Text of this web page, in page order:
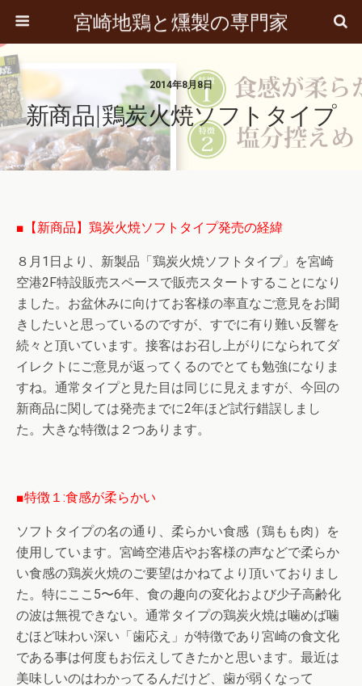
宮崎地鶏と燻製の専門家
2014年8月8日
新商品|鶏炭火焼ソフトタイプ
■【新商品】鶏炭火焼ソフトタイプ発売の経緯
８月1日より、新製品「鶏炭火焼ソフトタイプ」を宮崎
空港2F特設販売スペースで販売スタートすることになり
ました。お盆休みに向けてお客様の率直なご意見をお聞
きしたいと思っているのですが、すでに有り難い反響を
続々と頂いています。接客はお召し上がりになられてダ
イレクトにご意見が返ってくるのでとても勉強になりま
すね。通常タイプと見た目は同じに見えますが、今回の
新商品に関しては発売までに2年ほど試行錯誤しまし
た。大きな特徴は２つあります。
■特徴１:食感が柔らかい
ソフトタイプの名の通り、柔らかい食感（鶏もも肉）を
使用しています。宮崎空港店やお客様の声などで柔らか
い食感の鶏炭火焼のご要望はかねてより頂いておりまし
た。特にここ5〜6年、食の趣向の変化および少子高齢化
の波は無視できない。通常タイプの鶏炭火焼は噛めば噛
むほど味わい深い「歯応え」が特徴であり宮崎の食文化
である事は何度もお伝えしてきたかと思います。最近は
美味しいのはわかってるんだけど、歯が弱くなって